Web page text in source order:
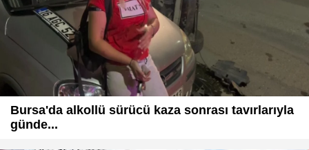
Bursa'da alkollü sürücü kaza sonrası tavırlarıyla
günde...